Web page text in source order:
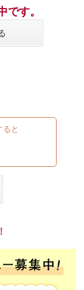
です。
ると